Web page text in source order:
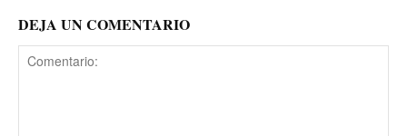
DEJA UN COMENTARIO